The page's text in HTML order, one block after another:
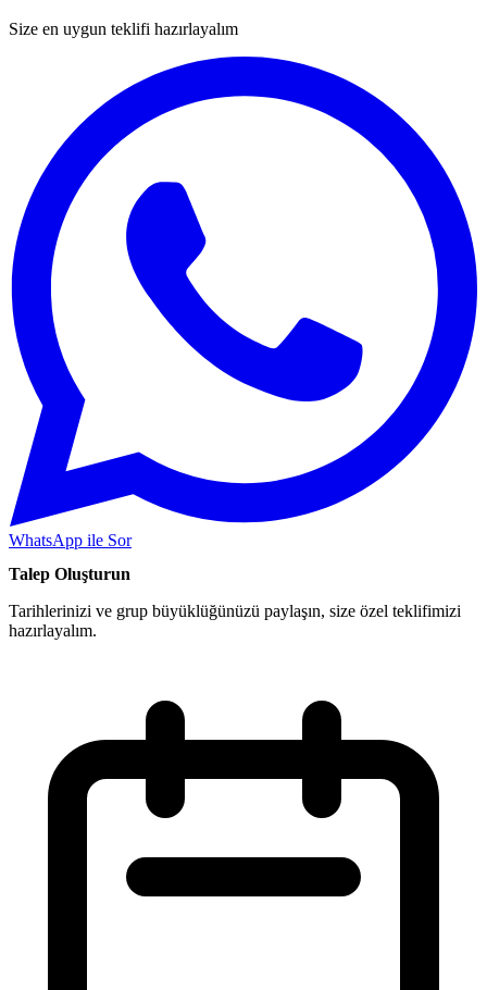
Size en uygun teklifi hazırlayalım
WhatsApp ile Sor
Talep Oluşturun
Tarihlerinizi ve grup büyüklüğünüzü paylaşın, size özel teklifimizi
hazırlayalım.